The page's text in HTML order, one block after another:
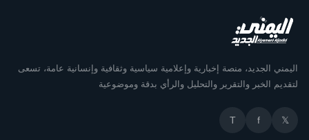
اليمني الجديد، منصة إخبارية وإعلامية سياسية وثقافية وإنسانية عامة، تسعى
لتقديم الخبر والتقرير والتحليل والرأي بدقة وموضوعية
𝕏
f
T